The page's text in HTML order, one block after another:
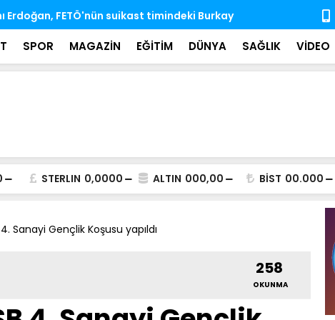
ihtisas komisyonlarındaki boş üyeliklere
MSB:
almaya
SPOR MAGAZİN EĞİTİM DÜNYA SAĞLIK VİDEO
STERLIN 0,0000 ALTIN 000,00 BİST 00.000
Sanayi Gençlik Koşusu yapıldı
258
OKUNMA